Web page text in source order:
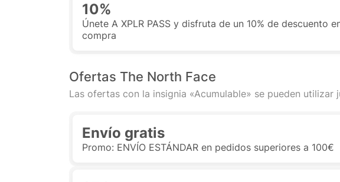
10%
Únete A XPLR PASS y disfruta de un 10% de descuento
compra
Ofertas The North Face
Las ofertas con la insignia «Acumulable» se pueden utilizar
Envío gratis
Promo: ENVÍO ESTÁNDAR en pedidos superiores a 100€